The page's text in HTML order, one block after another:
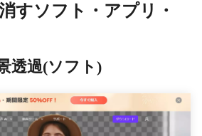
すソフト・アプリ・
透過(ソフト)